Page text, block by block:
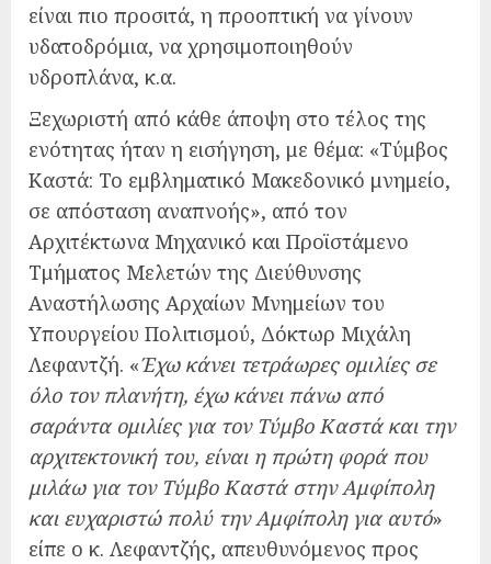
είναι πιο προσιτά, η προοπτική να γίνουν
υδατοδρόμια, να χρησιμοποιηθούν
υδροπλάνα, κ.α.
Ξεχωριστή από κάθε άποψη στο τέλος της
ενότητας ήταν η εισήγηση, με θέμα: «Τύμβος
Καστά: Το εμβληματικό Μακεδονικό μνημείο,
σε απόσταση αναπνοής», από τον
Αρχιτέκτωνα Μηχανικό και Προϊστάμενο
Τμήματος Μελετών της Διεύθυνσης
Αναστήλωσης Αρχαίων Μνημείων του
Υπουργείου Πολιτισμού, Δόκτωρ Μιχάλη
Λεφαντζή. «Έχω κάνει τετράωρες ομιλίες σε
όλο τον πλανήτη, έχω κάνει πάνω από
σαράντα ομιλίες για τον Τύμβο Καστά και την
αρχιτεκτονική του, είναι η πρώτη φορά που
μιλάω για τον Τύμβο Καστά στην Αμφίπολη
και ευχαριστώ πολύ την Αμφίπολη για αυτό»
είπε ο κ. Λεφαντζής, απευθυνόμενος προς